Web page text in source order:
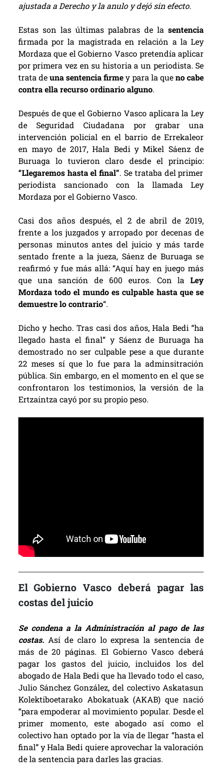
ajustada a Derecho y la anulo y dejó sin efecto.
Estas son las últimas palabras de la sentencia
firmada por la magistrada en relación a la Ley
Mordaza que el Gobierno Vasco pretendía aplicar
por primera vez en su historia a un periodista. Se
trata deuna sentencia firmey para la queno cabe
contra ella recurso ordinario alguno.
Después de que el Gobierno Vasco aplicara la Ley
de Seguridad Ciudadana por grabar una
intervención policial en el barrio de Errekaleor
en mayo de 2017, Hala Bedi y Mikel Sáenz de
Buruaga lo tuvieron claro desde el principio:
“Llegaremos hasta el final”. Se trataba del primer
periodista sancionado con la llamada Ley
Mordaza por el Gobierno Vasco.
Casi dos años después, el 2 de abril de 2019,
frente a los juzgados y arropado por decenas de
personas minutos antes del juicio y más tarde
sentado frente a la jueza, Sáenz de Buruaga se
reafirmó y fue más allá: “Aquí hay en juego más
que una sanción de 600 euros. Con laLey
Mordaza todo el mundo es culpable hasta que se
demuestre lo contrario“.
Dicho y hecho. Tras casi dos años, Hala Bedi “ha
llegado hasta el final” y Sáenz de Buruaga ha
demostrado no ser culpable pese a que durante
22 meses sí que lo fue para la adminsitración
pública. Sin embargo, en el momento en el que se
confrontaron los testimonios, la versión de la
Ertzaintza cayó por su propio peso.
El Gobierno Vasco deberá pagar las
costas del juicio
Se condena a la Administración al pago de las
costas. Así de claro lo expresa la sentencia de
más de 20 páginas. El Gobierno Vasco deberá
pagar los gastos del juicio, incluidos los del
abogado de Hala Bedi que ha llevado todo el caso,
Julio Sánchez González, del colectivo Askatasun
Kolektiboetarako Abokatuak (AKAB) que nació
“para empoderar al movimiento popular. Desde el
primer momento, este abogado así como el
colectivo han optado por la vía de llegar “hasta el
final” y Hala Bedi quiere aprovechar la valoración
de la sentencia para darles las gracias.